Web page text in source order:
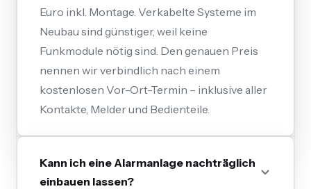
Euro inkl. Montage. Verkabelte Systeme im
Neubau sind günstiger, weil keine
Funkmodule nötig sind. Den genauen Preis
nennen wir verbindlich nach einem
kostenlosen Vor-Ort-Termin – inklusive aller
Kontakte, Melder und Bedienteile.
Kann ich eine Alarmanlage nachträglich
einbauen lassen?